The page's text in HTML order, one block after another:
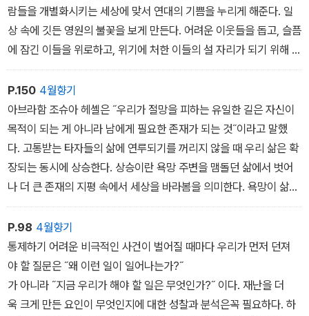
람들을 개별화시키는 세상에 맞서 연대의 기쁨을 누리게 해준다. 일
상 속에 깃든 영원의 불꽃을 보게 만든다. 어려운 이웃들을 돕고, 슬픔
에 잠긴 이들을 위로하고, 위기에 처한 이들의 설 자리가 되기 위해 몸
을 낮추는 이들은 얼마나 숭고한가? 약자들을 희생시키는 불의한 제
도에 맞서 끈질기게 저항하는 이들은 또 얼마나 아름다운가? 의와 평
화와 기쁨이야말로 종교의 참됨을 가늠하는 시금석이다.
P.150 4월향기
아브라함 조슈아 헤셸은 ˝우리가 절망을 피하는 유일한 길은 자신이
목적이 되는 게 아니라 남에게 필요한 존재가 되는 것˝이라고 말했
다. 고통받는 타자들의 삶에 연루되기를 꺼리지 않을 때 우리 삶은 확
장되는 동시에 상승한다. 상승이란 욕망 주변을 맴돌던 삶에서 벗어
나 더 큰 존재의 지평 속에서 세상을 바라봄을 의미한다. 욕망이 삶
의 중심이 되면 우리는 고립을 면하기 어렵다. 부푼 욕망에는 타자
를 위한 자리가 없기 때문이다. 철학적 거리두기가 아닌 고립은 타자
에 대한 편견과 적대감을 불러일으키게 마련이다. 낯선 이들과 만나
고, 그들의 이야기에 귀를 기울이고,
서로의 필요에 응답할 때 자기 속으로 구부러진 마음은 비로소 바루
어진다.
P.98 4월향기
통제하기 어려운 비극적인 사건이 벌어질 때마다 우리가 먼저 던져
야 할 질문은 ˝왜 이런 일이 일어나는가?˝
가 아니라 ˝지금 우리가 해야 할 일은 무엇인가?˝ 이다. 재난을 더
욱 크게 만든 요인이 무엇인지에 대한 성찰과 분석은꼭 필요하다. 하